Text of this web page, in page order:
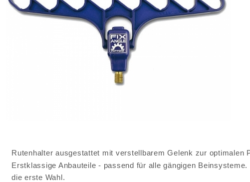
Rutenhalter ausgestattet mit verstellbarem Gelenk zur optimalen
Erstklassige Anbauteile - passend für alle gängigen
die erste Wahl.